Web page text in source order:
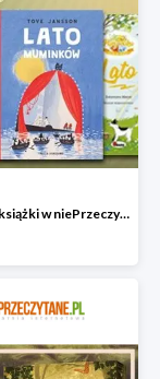
Słoneczne książki w niePrzeczytane.pl do -40%